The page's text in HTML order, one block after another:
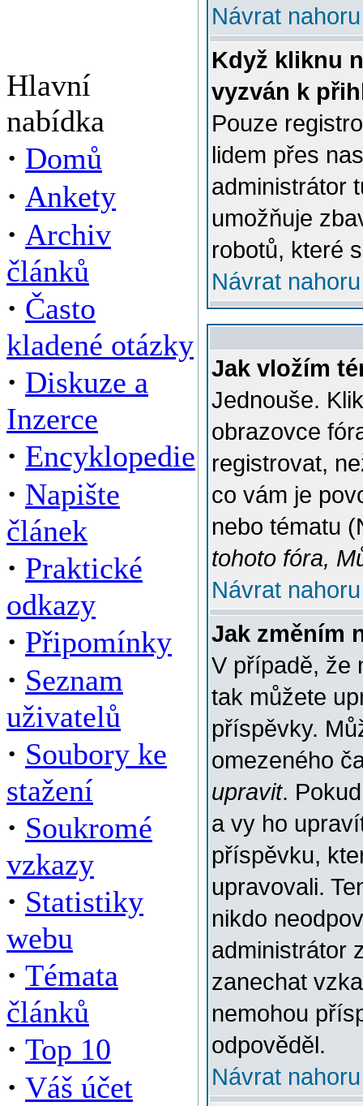
Hlavní
nabídka
· Domů
· Ankety
· Archiv
článků
· Často
kladené otázky
· Diskuze a
Inzerce
· Encyklopedie
· Napište
článek
· Praktické
odkazy
· Připomínky
· Seznam
uživatelů
· Soubory ke
stažení
· Soukromé
vzkazy
· Statistiky
webu
· Témata
článků
· Top 10
· Váš účet
Návrat nahoru
Když kliknu
vyzván k
Pouze
lidem přes
administrátor
umožňuje
robotů, které
Návrat nahoru
Jak vložím
Jednouše.
obrazovce
registrovat,
co vám je
nebo tématu
tohoto fóra,
Návrat nahoru
Jak změním
V případě, že
tak můžete
příspěvky.
omezeného
upravit.
a vy ho
příspěvku,
upravovali.
nikdo
administrátor
zanechat
nemohou
odpověděl.
Návrat nahoru